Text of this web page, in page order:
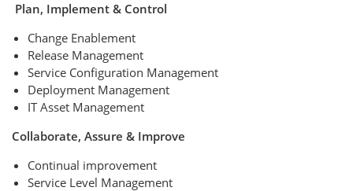
Plan, Implement & Control
Change Enablement
Release Management
Service Configuration Management
Deployment Management
IT Asset Management
Collaborate, Assure & Improve
Continual improvement
Service Level Management